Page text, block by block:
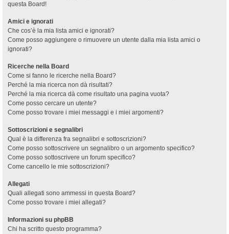
questa Board!
Amici e ignorati
Che cos’è la mia lista amici e ignorati?
Come posso aggiungere o rimuovere un utente dalla mia lista amici o
ignorati?
Ricerche nella Board
Come si fanno le ricerche nella Board?
Perché la mia ricerca non dà risultati?
Perché la mia ricerca dà come risultato una pagina vuota?
Come posso cercare un utente?
Come posso trovare i miei messaggi e i miei argomenti?
Sottoscrizioni e segnalibri
Qual è la differenza fra segnalibri e sottoscrizioni?
Come posso sottoscrivere un segnalibro o un argomento specifico?
Come posso sottoscrivere un forum specifico?
Come cancello le mie sottoscrizioni?
Allegati
Quali allegati sono ammessi in questa Board?
Come posso trovare i miei allegati?
Informazioni su phpBB
Chi ha scritto questo programma?